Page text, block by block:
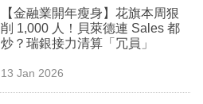
【金融業開年瘦身】花旗本周狠
削 1,000 人！貝萊德連 Sales 都
炒？瑞銀接力清算「冗員」
13 Jan 2026